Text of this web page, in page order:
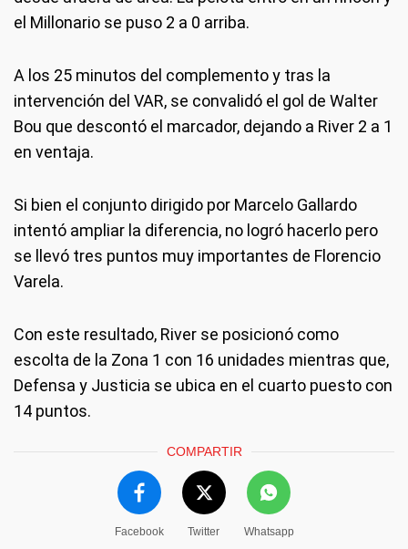
el Millonario se puso 2 a 0 arriba.
A los 25 minutos del complemento y tras la
intervención del VAR, se convalidó el gol de Walter
Bou que descontó el marcador, dejando a River 2 a 1
en ventaja.
Si bien el conjunto dirigido por Marcelo Gallardo
intentó ampliar la diferencia, no logró hacerlo pero
se llevó tres puntos muy importantes de Florencio
Varela.
Con este resultado, River se posicionó como
escolta de la Zona 1 con 16 unidades mientras que,
Defensa y Justicia se ubica en el cuarto puesto con
14 puntos.
COMPARTIR
Facebook Twitter Whatsapp